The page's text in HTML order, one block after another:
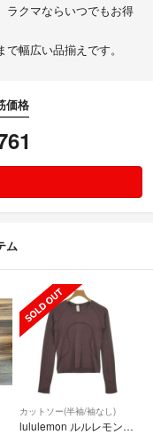
ラクマならいつでもお得
幅広い品揃えです。
価格
ム
カットソー(半袖/袖なし)
lululemon ルルレモン Tシャツ・カットソー S 赤 【古着】【中古】【送料無料】